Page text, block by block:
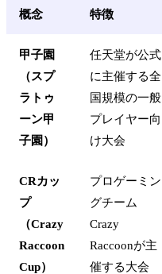
概念 特徴
甲子園
（スプ
ラトゥ
ーン甲
子園）
任天堂が公式
に主催する全
国規模の一般
プレイヤー向
け大会
CRカッ
プ
（Crazy
Raccoon
Cup）
プロゲーミン
グチーム
Crazy
Raccoonが主
催する大会